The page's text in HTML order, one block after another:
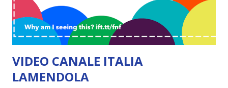
VIDEO CANALE ITALIA
LAMENDOLA